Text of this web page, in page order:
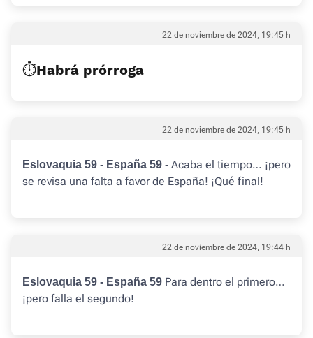
22 de noviembre de 2024, 19:45 h
⏱️Habrá prórroga
22 de noviembre de 2024, 19:45 h
Eslovaquia 59 - España 59 - Acaba el tiempo… ¡pero
se revisa una falta a favor de España! ¡Qué final!
22 de noviembre de 2024, 19:44 h
Eslovaquia 59 - España 59 Para dentro el primero…
¡pero falla el segundo!